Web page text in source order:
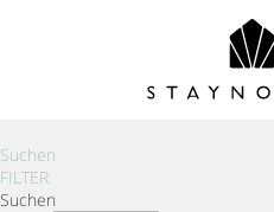
Suchen
FILTER
Suchen